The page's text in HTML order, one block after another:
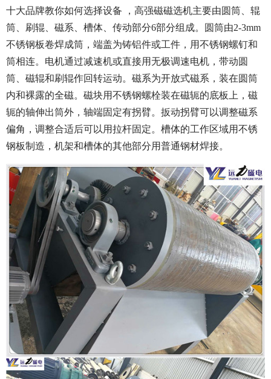
十大品牌教你如何选择设备 ，高强磁磁选机主要由圆筒、辊
筒、刷辊、磁系、槽体、传动部分6部分组成。圆筒由2-3mm
不锈钢板卷焊成筒，端盖为铸铝件或工件，用不锈钢螺钉和
筒相连。电机通过减速机或直接用无极调速电机，带动圆
筒、磁辊和刷辊作回转运动。磁系为开放式磁系，装在圆筒
内和裸露的全磁。磁块用不锈钢螺栓装在磁轭的底板上，磁
轭的轴伸出筒外，轴端固定有拐臂。扳动拐臂可以调整磁系
偏角，调整合适后可以用拉杆固定。槽体的工作区域用不锈
钢板制造，机架和槽体的其他部分用普通钢材焊接。